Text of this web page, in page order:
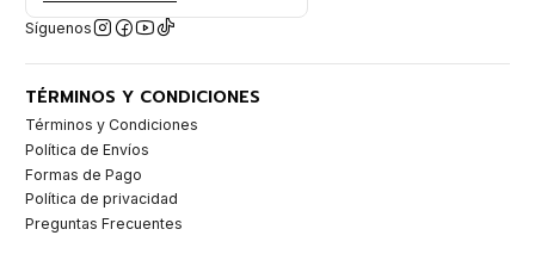
Síguenos
TÉRMINOS Y CONDICIONES
Términos y Condiciones
Política de Envíos
Formas de Pago
Política de privacidad
Preguntas Frecuentes